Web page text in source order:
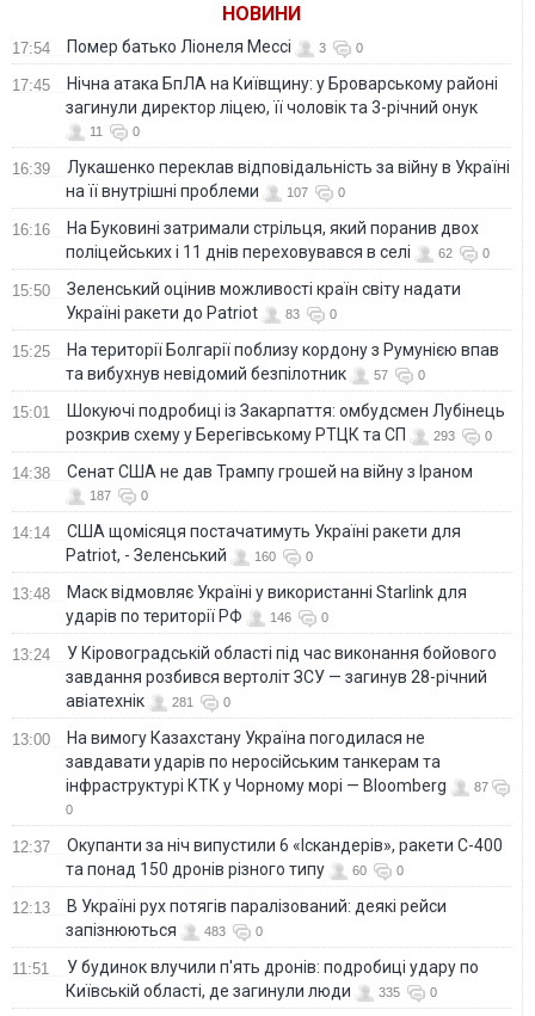
НОВИНИ
17:54 Помер батько Ліонеля Мессі 3 0
17:45
Нічна атака БпЛА на Київщину: у Броварському районі
загинули директор ліцею, її чоловік та 3-річний онук
11 0
16:39
Лукашенко переклав відповідальність за війну в Україні
на її внутрішні проблеми
107 0
16:16
На Буковині затримали стрільця, який поранив двох
поліцейських і 11 днів переховувався в селі
62 0
15:50
Зеленський оцінив можливості країн світу надати
Україні ракети до Patriot
83 0
15:25
На території Болгарії поблизу кордону з Румунією впав
та вибухнув невідомий безпілотник
57 0
15:01
Шокуючі подробиці із Закарпаття: омбудсмен Лубінець
розкрив схему у Берегівському РТЦК та СП
293 0
14:38 Сенат США не дав Трампу грошей на війну з Іраном
187 0
14:14
США щомісяця постачатимуть Україні ракети для
Patriot, - Зеленський
160 0
13:48
Маск відмовляє Україні у використанні Starlink для
ударів по території РФ
146 0
13:24
У Кіровоградській області під час виконання бойового
завдання розбився вертоліт ЗСУ — загинув 28-річний
авіатехнік
281 0
13:00
На вимогу Казахстану Україна погодилася не
завдавати ударів по неросійським танкерам та
інфраструктурі КТК у Чорному морі — Bloomberg
87
0
12:37
Окупанти за ніч випустили 6 «Іскандерів», ракети С-400
та понад 150 дронів різного типу
60 0
12:13
В Україні рух потягів паралізований: деякі рейси
запізнюються
483 0
11:51
У будинок влучили п'ять дронів: подробиці удару по
Київській області, де загинули люди
335 0